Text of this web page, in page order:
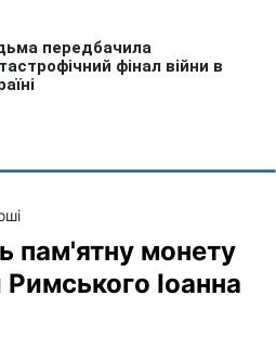
пам'ятну монету
Іоанна